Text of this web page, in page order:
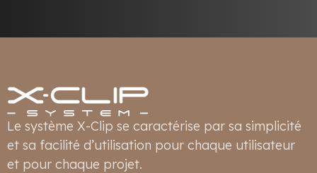
Le système X-Clip se caractérise par sa simplicité
et sa facilité d’utilisation pour chaque utilisateur
et pour chaque projet.